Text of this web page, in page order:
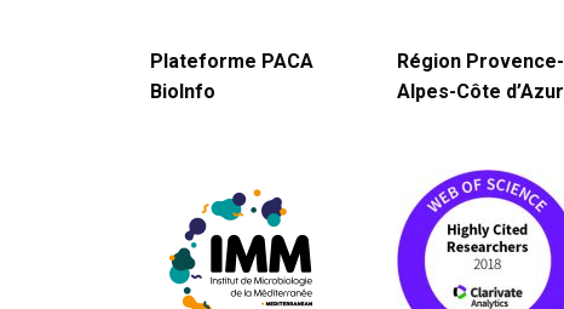
Plateforme PACA
BioInfo
Région Provence-
Alpes-Côte d’Azur